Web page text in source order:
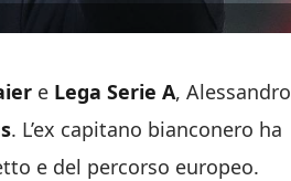
e Lega Serie A, Alessandro
. L’ex capitano bianconero ha
e del percorso europeo.